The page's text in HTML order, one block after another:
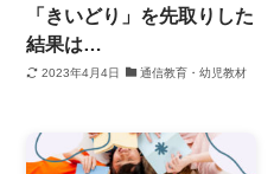
「きいどり」を先取りした
結果は…
2023年4月4日 通信教育・幼児教材